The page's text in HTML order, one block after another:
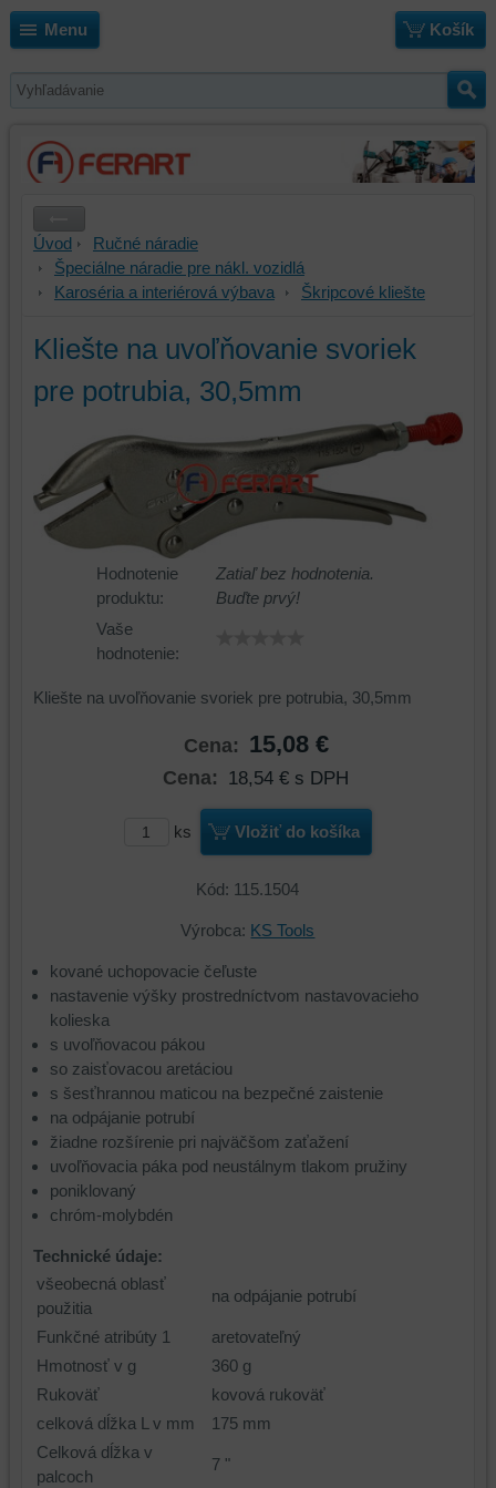
Menu Košík
Úvod
Ručné náradie
Špeciálne náradie pre nákl. vozidlá
Karoséria a interiérová výbava
Škripcové kliešte
Kliešte na uvoľňovanie svoriek
pre potrubia, 30,5mm
Hodnotenie
produktu:
Zatiaľ bez hodnotenia.
Buďte prvý!
Vaše
hodnotenie:
Kliešte na uvoľňovanie svoriek pre potrubia, 30,5mm
Cena: 15,08 €
Cena: 18,54 € s DPH
ks Vložiť do košíka
Kód: 115.1504
Výrobca: KS Tools
kované uchopovacie čeľuste
nastavenie výšky prostredníctvom nastavovacieho
kolieska
s uvoľňovacou pákou
so zaisťovacou aretáciou
s šesťhrannou maticou na bezpečné zaistenie
na odpájanie potrubí
žiadne rozšírenie pri najväčšom zaťažení
uvoľňovacia páka pod neustálnym tlakom pružiny
poniklovaný
chróm-molybdén
Technické údaje:
všeobecná oblasť
použitia
na odpájanie potrubí
Funkčné atribúty 1
aretovateľný
Hmotnosť v g
360 g
Rukoväť
kovová rukoväť
celková dĺžka L v mm
175 mm
Celková dĺžka v
palcoch
7 "